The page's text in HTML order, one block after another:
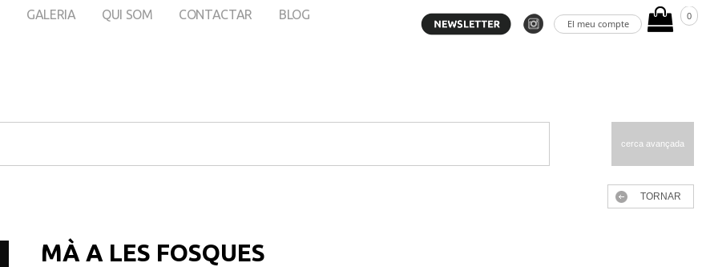
El meu compte
0
GALERIA QUI SOM CONTACTAR BLOG
cerca avançada
TORNAR
MÀ A LES FOSQUES